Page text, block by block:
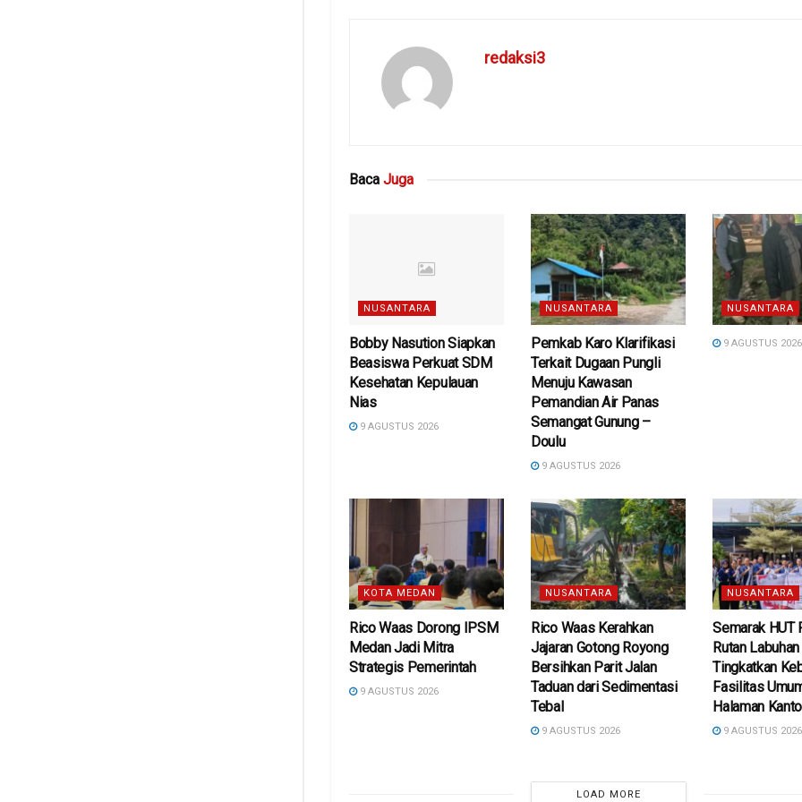
redaksi3
Baca Juga
NUSANTARA
Bobby Nasution Siapkan
Beasiswa Perkuat SDM
Kesehatan Kepulauan
Nias
9 AGUSTUS 2026
NUSANTARA
Pemkab Karo Klarifikasi
Terkait Dugaan Pungli
Menuju Kawasan
Pemandian Air Panas
Semangat Gunung –
Doulu ‎
9 AGUSTUS 2026
NUSANTARA
9 AGUSTUS 2026
KOTA MEDAN
Rico Waas Dorong IPSM
Medan Jadi Mitra
Strategis Pemerintah
9 AGUSTUS 2026
NUSANTARA
Rico Waas Kerahkan
Jajaran Gotong Royong
Bersihkan Parit Jalan
Taduan dari Sedimentasi
Tebal
9 AGUSTUS 2026
NUSANTARA
Semarak HUT
Rutan
Tingkatkan
Fasilitas
Halaman
9 AGUSTUS 2026
LOAD MORE